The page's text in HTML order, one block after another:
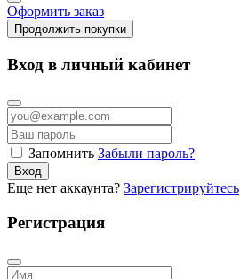
Оформить заказ
Продолжить покупки
Вход в личный кабинет
Запомнить Забыли пароль?
Вход
Еще нет аккаунта? Зарегистрируйтесь
Регистрация